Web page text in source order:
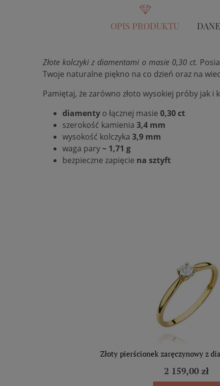
OPIS PRODUKTU
Złote kolczyki z diamentami o masie 0,30 ct.
Twoje naturalne piękno na co dzień oraz na
Pamiętaj, że zarówno złoto wysokiej próby jak
diamenty o łącznej masie 0,30 ct
szerokość kamienia 3,4 mm
wysokość kolczyka 3,9 mm
waga pary~ 1,71 g
bezpieczne zapięcie na sztyft
Złoty pierścionek zaręczynowy z
2 159,00 zł